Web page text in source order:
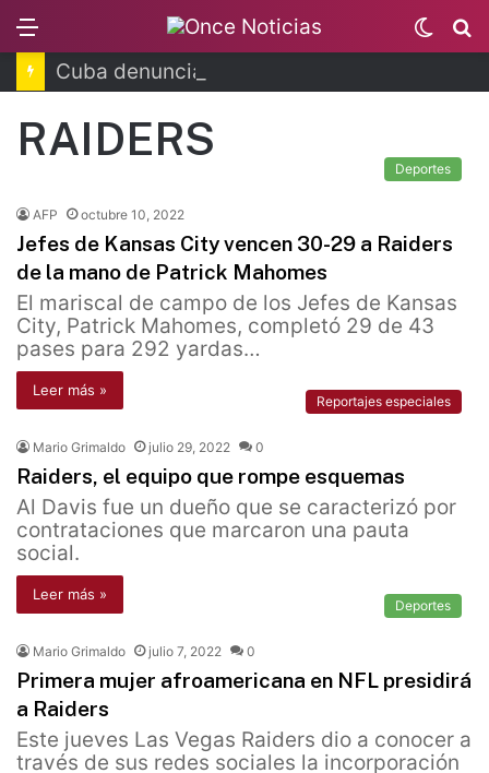
Switch
skin
RAIDERS
Deportes
AFP octubre 10, 2022
Jefes de Kansas City vencen 30-29 a Raiders
de la mano de Patrick Mahomes
El mariscal de campo de los Jefes de Kansas
City, Patrick Mahomes, completó 29 de 43
pases para 292 yardas…
Leer más »
Reportajes especiales
Mario Grimaldo julio 29, 2022 0
Raiders, el equipo que rompe esquemas
Al Davis fue un dueño que se caracterizó por
contrataciones que marcaron una pauta
social.
Leer más »
Deportes
Mario Grimaldo julio 7, 2022 0
Primera mujer afroamericana en NFL presidirá
a Raiders
Este jueves Las Vegas Raiders dio a conocer a
través de sus redes sociales la incorporación